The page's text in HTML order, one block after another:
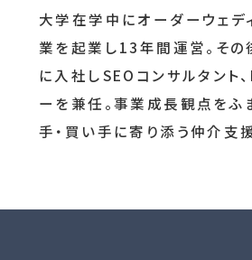
大学在学中にオーダーウェデ
業を起業し13年間運営。その
に入社しSEOコンサルタント
ーを兼任。事業成長観点をふ
手・買い手に寄り添う仲介支